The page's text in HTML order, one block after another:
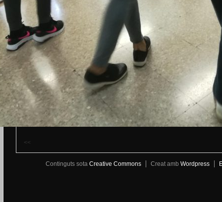
<<
Continguts sota Creative Commons Creat amb Wordpress